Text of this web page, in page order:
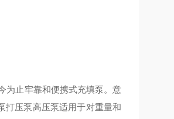
止牢靠和便携式充填泵。意
打压泵高压泵适用于对重量和